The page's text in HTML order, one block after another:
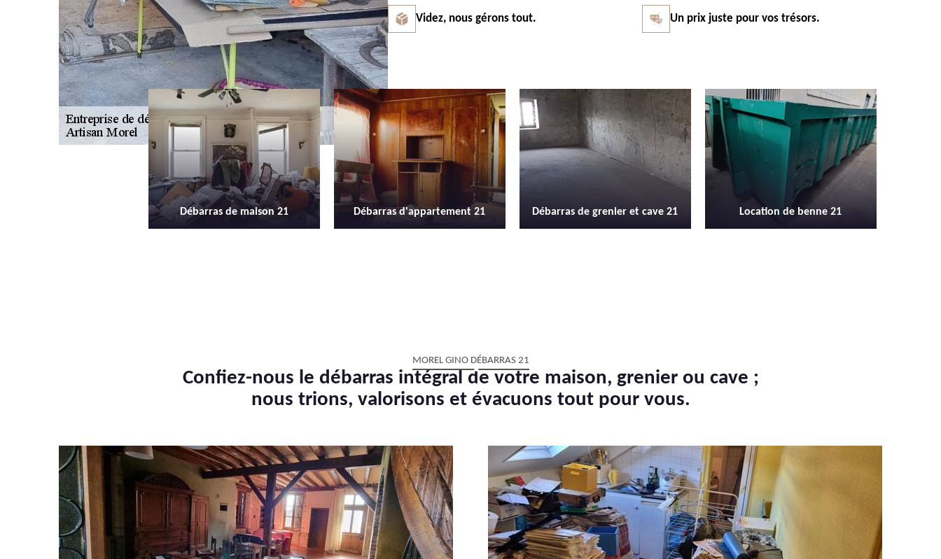
Videz, nous gérons tout. Un prix juste pour vos trésors.
Débarras d'appartement 21 Débarras de grenier et cave 21 Location de benne 21
Vidage et débarras entreprise et
locaux industriel 21
MOREL GINO DÉBARRAS 21
Confiez-nous le débarras intégral de votre maison, grenier ou cave ;
nous trions, valorisons et évacuons tout pour vous.